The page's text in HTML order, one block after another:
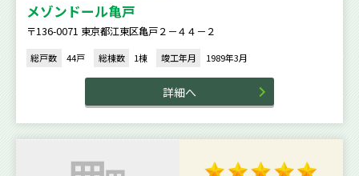
メゾンドール亀戸
〒136-0071 東京都江東区亀戸２－４４－２
総戸数 44戸 総棟数 1棟 竣工年月 1989年3月
詳細へ